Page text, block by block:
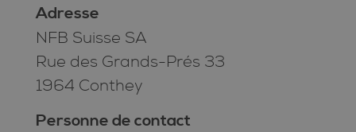
Adresse
NFB Suisse SA
Rue des Grands-Prés 33
1964 Conthey
Personne de contact